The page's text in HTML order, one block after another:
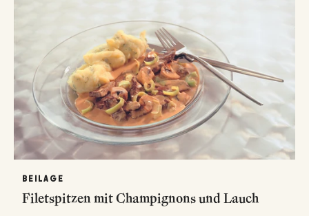
BEILAGE
Filetspitzen mit Champignons und Lauch